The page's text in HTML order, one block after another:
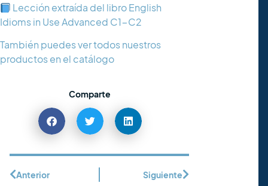
Lección extraída del libro English
Idioms in Use Advanced C1-C2
También puedes ver todos nuestros
productos en el catálogo
Comparte
Anterior Siguiente